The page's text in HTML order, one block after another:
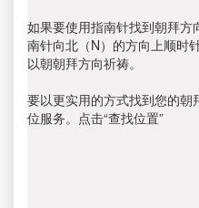
如果要使用指南针找到朝拜
南针向北（N）的方向上顺时
以朝朝拜方向祈祷。
要以更实用的方式找到您的
位服务。点击“查找位置”